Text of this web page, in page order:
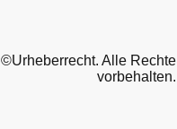
©Urheberrecht. Alle Rechte
vorbehalten.